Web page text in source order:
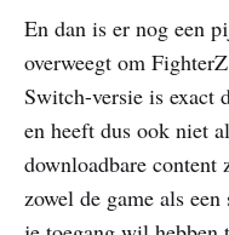
En dan is er nog een
overweegt om
Switch-versie is exact
en heeft dus ook niet
downloadbare content
zowel de game als